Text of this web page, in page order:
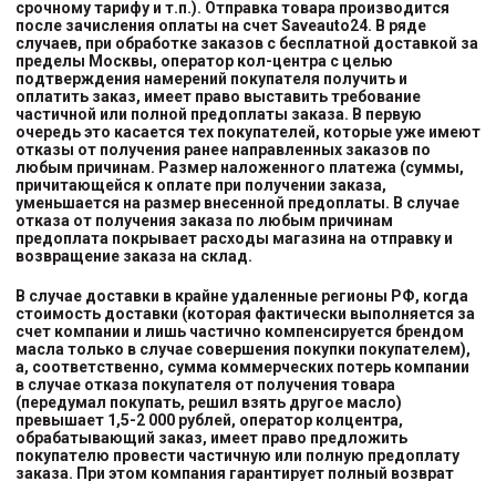
срочному тарифу и т.п.). Отправка товара производится
после зачисления оплаты на счет Saveauto24. В ряде
случаев, при обработке заказов с бесплатной доставкой за
пределы Москвы, оператор кол-центра с целью
подтверждения намерений покупателя получить и
оплатить заказ, имеет право выставить требование
частичной или полной предоплаты заказа. В первую
очередь это касается тех покупателей, которые уже имеют
отказы от получения ранее направленных заказов по
любым причинам. Размер наложенного платежа (суммы,
причитающейся к оплате при получении заказа,
уменьшается на размер внесенной предоплаты. В случае
отказа от получения заказа по любым причинам
предоплата покрывает расходы магазина на отправку и
возвращение заказа на склад.
В случае доставки в крайне удаленные регионы РФ, когда
стоимость доставки (которая фактически выполняется за
счет компании и лишь частично компенсируется брендом
масла только в случае совершения покупки покупателем),
а, соответственно, сумма коммерческих потерь компании
в случае отказа покупателя от получения товара
(передумал покупать, решил взять другое масло)
превышает 1,5-2 000 рублей, оператор колцентра,
обрабатывающий заказ, имеет право предложить
покупателю провести частичную или полную предоплату
заказа. При этом компания гарантирует полный возврат